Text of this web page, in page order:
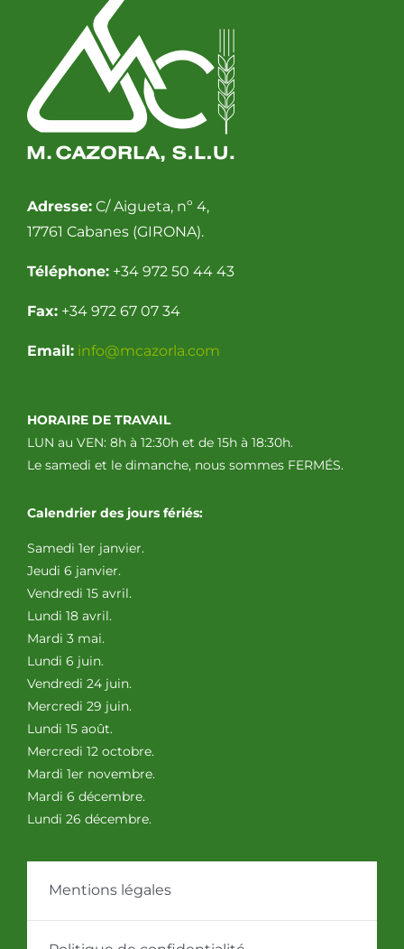
Adresse:C/ Aigueta, nº 4,
17761 Cabanes (GIRONA).
Téléphone:+34 972 50 44 43
Fax:+34 972 67 07 34
Email: info@mcazorla.com
HORAIRE DE TRAVAIL
LUN au VEN: 8h à 12:30h et de 15h à 18:30h.
Le samedi et le dimanche, nous sommes FERMÉS.
Calendrier des jours fériés:
Samedi 1er janvier.
Jeudi 6 janvier.
Vendredi 15 avril.
Lundi 18 avril.
Mardi 3 mai.
Lundi 6 juin.
Vendredi 24 juin.
Mercredi 29 juin.
Lundi 15 août.
Mercredi 12 octobre.
Mardi 1er novembre.
Mardi 6 décembre.
Lundi 26 décembre.
Mentions légales